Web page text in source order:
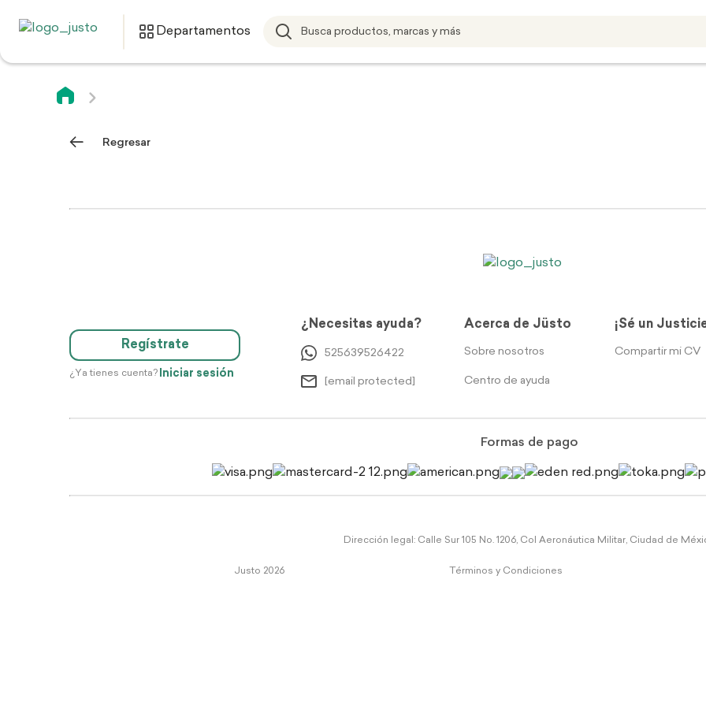
Departamentos
Regresar
Regístrate
¿Ya tienes cuenta? Iniciar sesión
¿Necesitas ayuda?
525639526422
[email protected]
Acerca de Jüsto
Sobre nosotros
Centro de ayuda
¡Sé un
Compartir mi CV
Formas de pago
Dirección legal: Calle Sur 105 No. 1206, Col Aeronáutica Militar, Ciudad de
Justo 2026 Términos y Condiciones